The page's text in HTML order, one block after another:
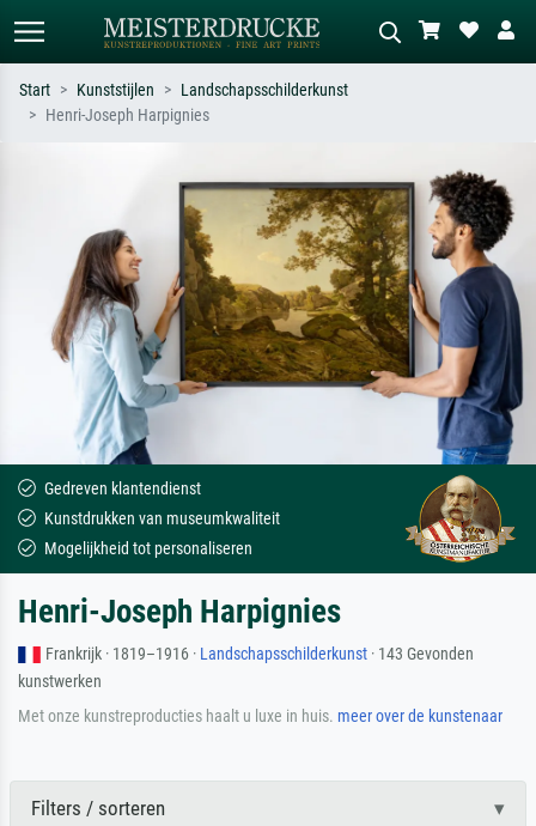
Hokusai-golf, naakt.
Beschrijf de scène – bijv. groene
weide, abstract met veel rood, donker
olieverfschilderij, staand naakt naast
een boom.
Start Kunststijlen
Landschapsschilderkunst
Henri-Joseph Harpignies
Gedreven klantendienst
Kunstdrukken van museumkwaliteit
Mogelijkheid tot personaliseren
Henri-Joseph Harpignies
Frankrijk · 1819–1916 · Landschapsschilderkunst · 143 Gevonden
kunstwerken
Met onze kunstreproducties haalt u luxe in huis. meer over de kunstenaar
Filters / sorteren